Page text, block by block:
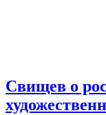
Свищев о